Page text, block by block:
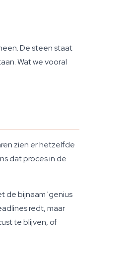
De steen staat
Wat we vooral
zien er hetzelfde
dat proces in de
de bijnaam 'genius
redt, maar
te blijven, of